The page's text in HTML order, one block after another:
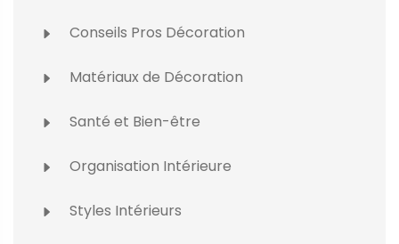
Conseils Pros Décoration
Matériaux de Décoration
Santé et Bien-être
Organisation Intérieure
Styles Intérieurs